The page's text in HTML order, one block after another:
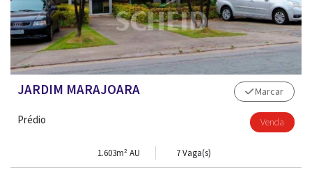
CONTATO
JARDIM MARAJOARA
Prédio
Marcar
Venda
1.603m² AU 7 Vaga(s)